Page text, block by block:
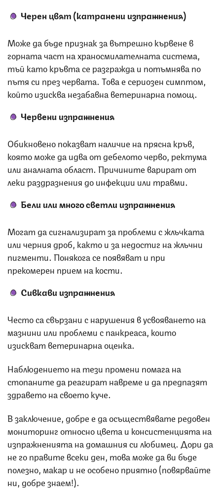
Черен цвят (катранени изпражнения)
Може да бъде признак за вътрешно кървене в
горната част на храносмилателната система,
тъй като кръвта се разгражда и потъмнява по
пътя си през червата. Това е сериозен симптом,
който изисква незабавна ветеринарна помощ.
Червени изпражнения
Обикновено показват наличие на прясна кръв,
която може да идва от дебелото черво, ректума
или аналната област. Причините варират от
леки раздразнения до инфекции или травми.
Бели или много светли изпражнения
Могат да сигнализират за проблеми с жлъчката
или черния дроб, както и за недостиг на жлъчни
пигменти. Понякога се появяват и при
прекомерен прием на кости.
Сивкави изпражнения
Често са свързани с нарушения в усвояването на
мазнини или проблеми с панкреаса, които
изискват ветеринарна оценка.
Наблюдението на тези промени помага на
стопаните да реагират навреме и да предпазят
здравето на своето куче.
В заключение, добре е да осъществявате редовен
мониторинг относно цвета и консистенцията на
изпражненията на домашния си любимец. Дори да
не го правите всеки ден, това може да ви бъде
полезно, макар и не особено приятно (повярвайте
ни, добре знаем!).